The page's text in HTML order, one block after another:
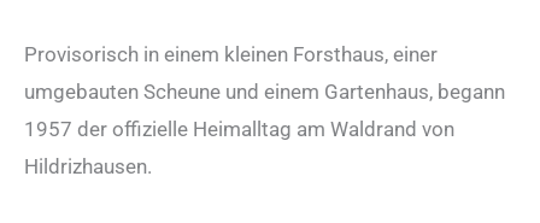
Provisorisch in einem kleinen Forsthaus, einer
umgebauten Scheune und einem Gartenhaus, begann
1957 der offizielle Heimalltag am Waldrand von
Hildrizhausen.